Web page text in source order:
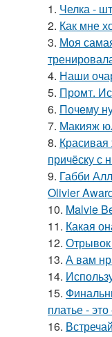
1. Челка -
2. Как мне
3. Моя
4. Наши
5. Промт.
6. Почему
7. Макияж
8.
причёску с
9. Габби
Olivier
10. Malvie
11. Какая
12. Отрывок
13. А вам
14.
15.
платье -
16.